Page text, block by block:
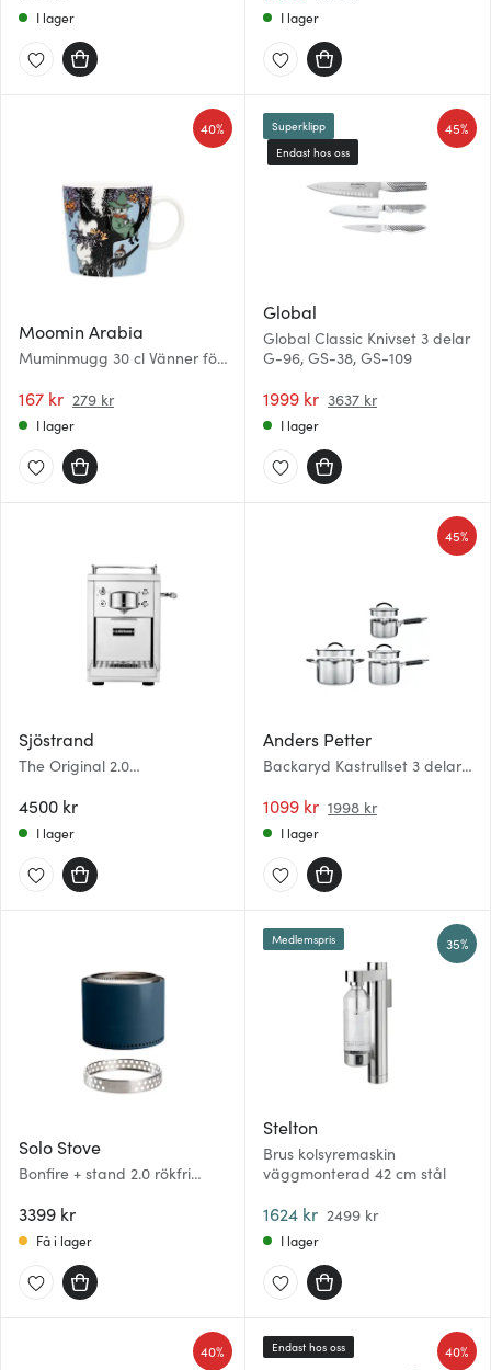
I lager I lager
Moomin Arabia
Muminmugg 30 cl Vänner för
167 kr 279 kr
40%
I lager
Global
Global Classic Knivset 3 delar
G-96, GS-38, GS-109
1999 kr 3637 kr
45%
Superklipp
Endast hos oss
I lager
Sjöstrand
The Original 2.0
4500 kr
I lager
Anders Petter
Backaryd Kastrullset 3 delar
1099 kr 1998 kr
45%
I lager
Solo Stove
Bonfire + stand 2.0 rökfri
3399 kr
Få i lager
Stelton
Brus kolsyremaskin
väggmonterad 42 cm stål
1624 kr 2499 kr
Medlemspris 35%
I lager
40% 40%
Endast hos oss